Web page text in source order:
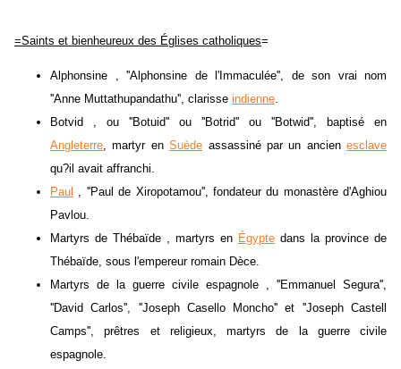
=Saints et bienheureux des Églises catholiques=
Alphonsine , ''Alphonsine de l'Immaculée'', de son vrai nom
''Anne Muttathupandathu'', clarisse indienne.
Botvid , ou ''Botuid'' ou ''Botrid'' ou ''Botwid'', baptisé en
Angleterre, martyr enSuède assassiné par un ancien esclave
qu?il avait affranchi.
Paul , ''Paul de Xiropotamou'', fondateur du monastère d'Aghiou
Pavlou.
Martyrs de Thébaïde , martyrs en Égypte dans la province de
Thébaïde, sous l'empereur romain Dèce.
Martyrs de la guerre civile espagnole , ''Emmanuel Segura'',
''David Carlos'', ''Joseph Casello Moncho'' et ''Joseph Castell
Camps'', prêtres et religieux, martyrs de la guerre civile
espagnole.